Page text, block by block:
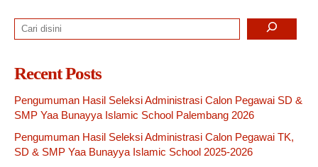
Search
Recent Posts
Pengumuman Hasil Seleksi Administrasi Calon Pegawai SD &
SMP Yaa Bunayya Islamic School Palembang 2026
Pengumuman Hasil Seleksi Administrasi Calon Pegawai TK,
SD & SMP Yaa Bunayya Islamic School 2025-2026